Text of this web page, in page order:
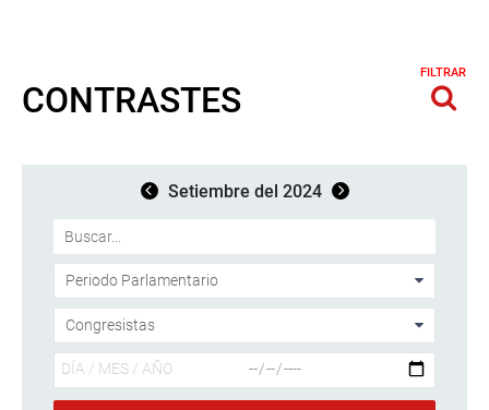
CONTRASTES
FILTRAR
Setiembre del 2024